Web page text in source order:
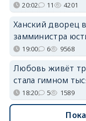
20:02 11 4201
Ханский дворец
замминистра
19:00 6 9568
Любовь живёт
стала гимном
18:20 5 1589